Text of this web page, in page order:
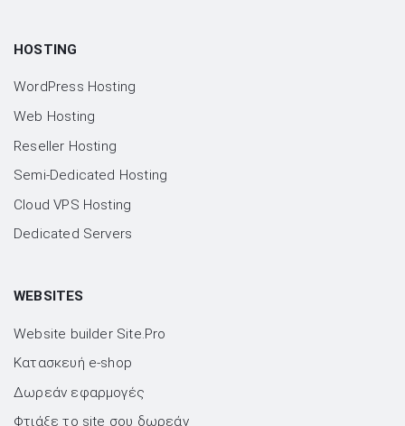
HOSTING
WordPress Hosting
Web Hosting
Reseller Hosting
Semi-Dedicated Hosting
Cloud VPS Hosting
Dedicated Servers
WEBSITES
Website builder Site.Pro
Kατασκευή e-shop
Δωρεάν εφαρμογές
Φτιάξε το site σου δωρεάν